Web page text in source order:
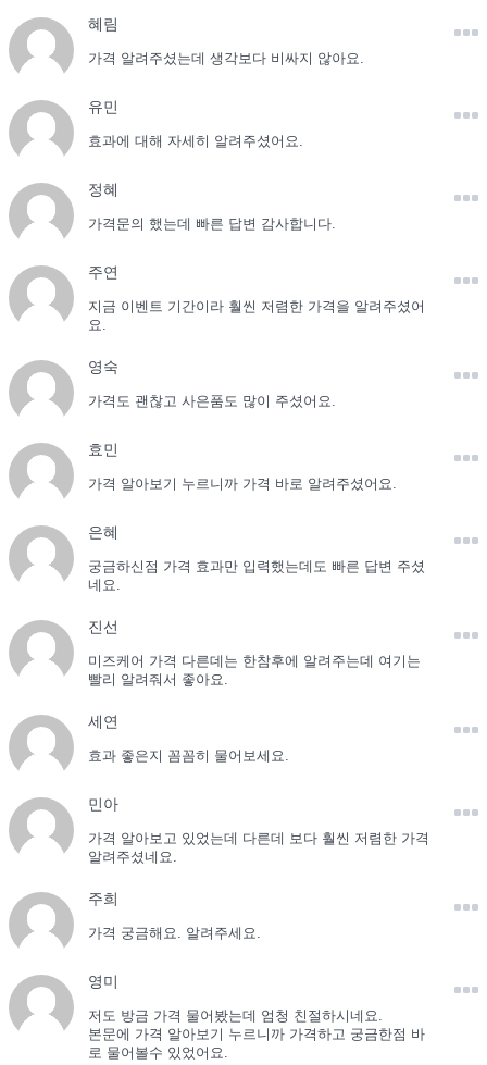
혜림
가격 알려주셨는데 생각보다 비싸지 않아요.
유민
효과에 대해 자세히 알려주셨어요.
정혜
가격문의 했는데 빠른 답변 감사합니다.
주연
지금 이벤트 기간이라 훨씬 저렴한 가격을 알려주셨어
요.
영숙
가격도 괜찮고 사은품도 많이 주셨어요.
효민
가격 알아보기 누르니까 가격 바로 알려주셨어요.
은혜
궁금하신점 가격 효과만 입력했는데도 빠른 답변 주셨
네요.
진선
미즈케어 가격 다른데는 한참후에 알려주는데 여기는
빨리 알려줘서 좋아요.
세연
효과 좋은지 꼼꼼히 물어보세요.
민아
가격 알아보고 있었는데 다른데 보다 훨씬 저렴한 가격
알려주셨네요.
주희
가격 궁금해요. 알려주세요.
영미
저도 방금 가격 물어봤는데 엄청 친절하시네요.
본문에 가격 알아보기 누르니까 가격하고 궁금한점 바
로 물어볼수 있었어요.